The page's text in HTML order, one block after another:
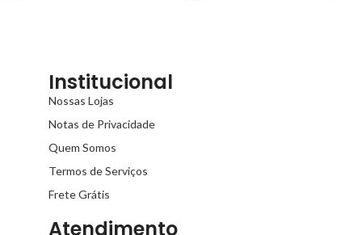
Institucional
Nossas Lojas
Notas de Privacidade
Quem Somos
Termos de Serviços
Frete Grátis
Atendimento